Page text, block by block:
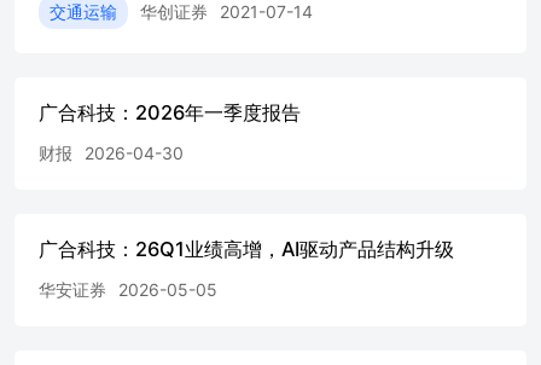
交通运输 华创证券 2021-07-14
广合科技：2026年一季度报告
财报 2026-04-30
广合科技：26Q1业绩高增，AI驱动产品结构升级
华安证券 2026-05-05